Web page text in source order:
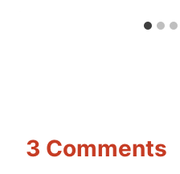
3 Comments